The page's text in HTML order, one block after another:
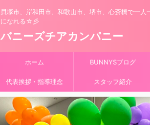
貝塚市、岸和田市、和歌山市、堺市、心斎橋で一人
になれる☆彡
バニーズチアカンパニー
ホーム BUNNYSブログ
代表挨拶・指導理念 スタッフ紹介